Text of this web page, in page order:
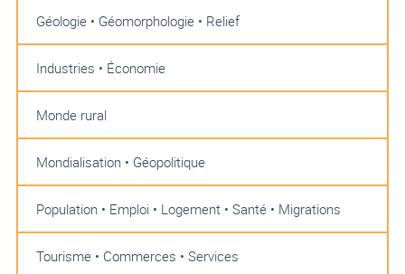
Géologie • Géomorphologie • Relief
Industries • Économie
Monde rural
Mondialisation • Géopolitique
Population • Emploi • Logement • Santé • Migrations
Tourisme • Commerces • Services